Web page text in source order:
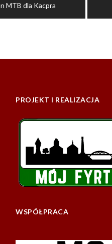
MTB dla Kacpra
PROJEKT I REALIZACJA
WSPÓŁPRACA